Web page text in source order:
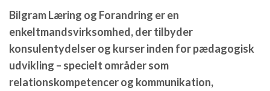
Bilgram Læring og Forandring er en
enkeltmandsvirksomhed, der tilbyder
konsulentydelser og kurser inden for pædagogisk
udvikling – specielt områder som
relationskompetencer og kommunikation,